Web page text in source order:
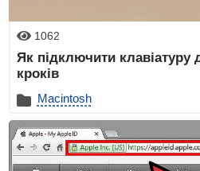
1062
Як підключити
кроків
Macintosh